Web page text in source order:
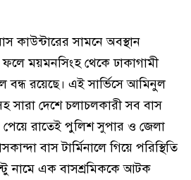
কাউন্টারের সামনে অবস্থান
ফলে ময়মনসিংহ থেকে ঢাকাগামী
বন্ধ রয়েছে। এই সার্ভিসে আমিনুল
সারা দেশে চলাচলকারী সব বাস
পেয়ে রাতেই পুলিশ সুপার ও জেলা
বাস টার্মিনালে গিয়ে পরিস্থিতি
নামে এক বাসশ্রমিককে আটক